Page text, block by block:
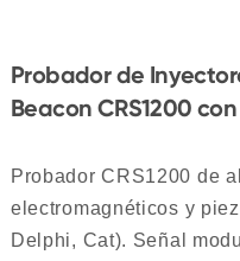
Probador de
Beacon CRS1200
Probador CRS1200 de
electromagnéticos y
Delphi, Cat). Señal